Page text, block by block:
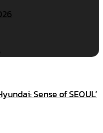
Sense of SEOUL’